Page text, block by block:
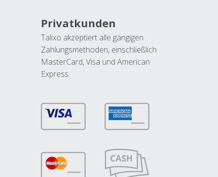
Privatkunden
Talixo akzeptiert alle gängigen
Zahlungsmethoden, einschließlich
MasterCard, Visa und American
Express.